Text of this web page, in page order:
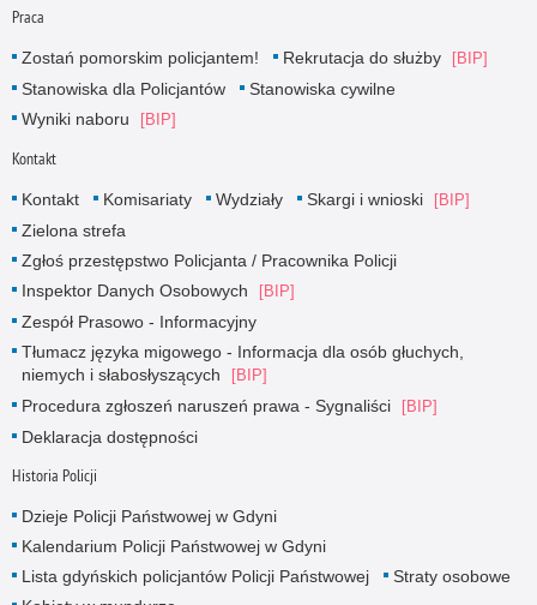
Praca
Zostań pomorskim policjantem!
Rekrutacja do służby
Stanowiska dla Policjantów
Stanowiska cywilne
Wyniki naboru
Kontakt
Kontakt Komisariaty Wydziały
Skargi i wnioski
Zielona strefa
Zgłoś przestępstwo Policjanta / Pracownika Policji
Inspektor Danych Osobowych
Zespół Prasowo - Informacyjny
Tłumacz języka migowego - Informacja dla osób głuchych,
niemych i słabosłyszących
Procedura zgłoszeń naruszeń prawa - Sygnaliści
Deklaracja dostępności
Historia Policji
Dzieje Policji Państwowej w Gdyni
Kalendarium Policji Państwowej w Gdyni
Lista gdyńskich policjantów Policji Państwowej
Straty osobowe